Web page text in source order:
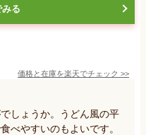
る
価格と在庫を楽天でチェック >>
しょうか。うどん風の平
べやすいのもよいです。